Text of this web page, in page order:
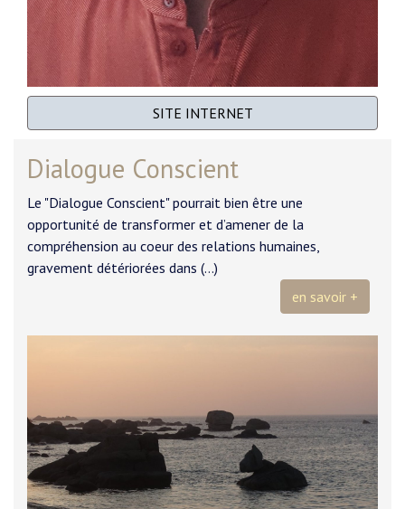
SITE INTERNET
Dialogue Conscient
Le "Dialogue Conscient" pourrait bien être une
opportunité de transformer et d’amener de la
compréhension au coeur des relations humaines,
gravement détériorées dans (…)
en savoir +